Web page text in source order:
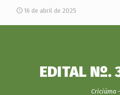
16 de abril de 2025
EDITAL
Criciúma -